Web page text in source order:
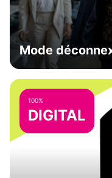
Mode
100%
DIGITAL